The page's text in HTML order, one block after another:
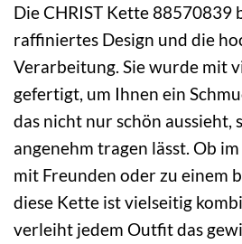
Die CHRIST Kette 88570839
raffiniertes Design und die
Verarbeitung. Sie wurde mit
gefertigt, um Ihnen ein
das nicht nur schön aussieht,
angenehm tragen lässt. Ob
mit Freunden oder zu einem
diese Kette ist vielseitig
verleiht jedem Outfit das